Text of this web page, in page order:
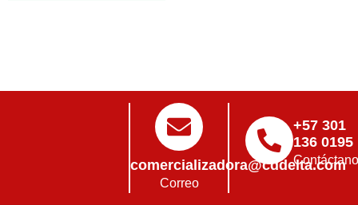
comercializadora@cddelta.com
Correo
+57 301
136 0195